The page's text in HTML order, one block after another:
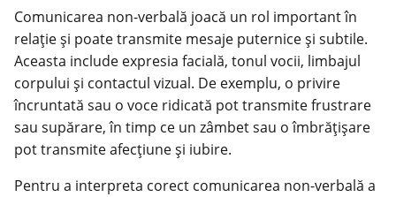
Comunicarea non-verbală joacă un rol important în
relație și poate transmite mesaje puternice și subtile.
Aceasta include expresia facială, tonul vocii, limbajul
corpului și contactul vizual. De exemplu, o privire
încruntată sau o voce ridicată pot transmite frustrare
sau supărare, în timp ce un zâmbet sau o îmbrățișare
pot transmite afecțiune și iubire.
Pentru a interpreta corect comunicarea non-verbală a